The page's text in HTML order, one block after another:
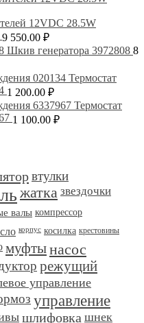
12VDC 28.5W
9 550.00 ₽
Шкив генератора 3972808 8
Термостат
1 200.00 ₽
Термостат
1 100.00 ₽
втулки
жатка звездочки
валы компрессор
корпус косилка крестовины
муфтынасос
режущий
управление
управление
шлифовка шнек